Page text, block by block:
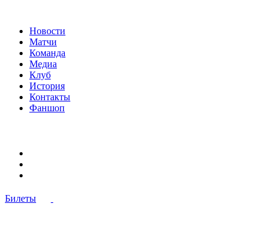
Новости
Матчи
Команда
Медиа
Клуб
История
Контакты
Фаншоп
Билеты